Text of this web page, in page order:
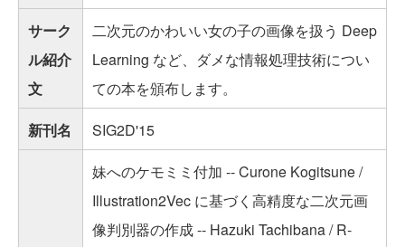
サーク
ル紹介
文
二次元のかわいい女の子の画像を扱う Deep
Learning など、ダメな情報処理技術につい
ての本を頒布します。
新刊名
SIG2D'15
妹へのケモミミ付加 -- Curone Kogitsune /
Illustration2Vec に基づく高精度な二次元画
像判別器の作成 -- Hazuki Tachibana / R-